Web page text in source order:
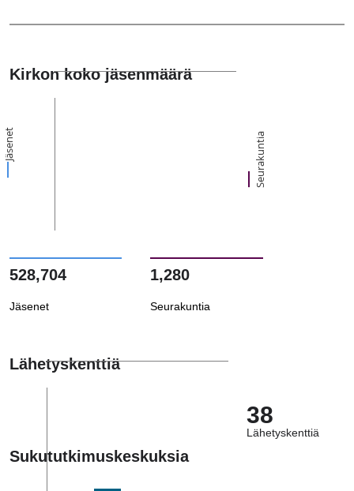
Kirkon koko jäsenmäärä
Jäsenet Seurakuntia
528,704
Jäsenet
1,280
Seurakuntia
Lähetyskenttiä
38
Lähetyskenttiä
Sukututkimuskeskuksia